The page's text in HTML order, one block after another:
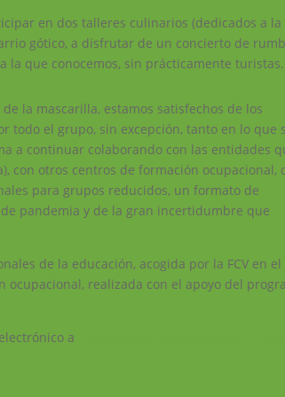
en dos talleres culinarios (dedicados a la
gótico, a disfrutar de un concierto de
la que conocemos, sin prácticamente turistas.
la mascarilla, estamos satisfechos de los
todo el grupo, sin excepción, tanto en lo que
a continuar colaborando con las entidades
con otros centros de formación ocupacional,
para grupos reducidos, un formato de
pandemia y de la gran incertidumbre que
de la educación, acogida por la FCV en el
realizada con el apoyo del
a